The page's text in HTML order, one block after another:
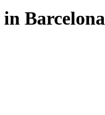
Barcelona